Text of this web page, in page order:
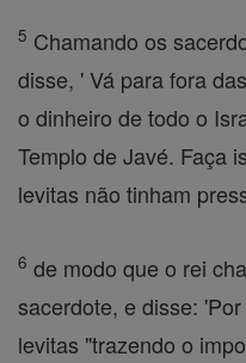
5 Chamando os
disse, ' Vá para fora
o dinheiro de todo o
Templo de Javé. Faça
levitas não tinham
6 de modo que o rei
sacerdote, e disse:
levitas "trazendo o